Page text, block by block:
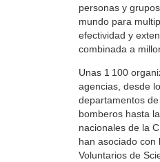
personas y
mundo para
efectividad y
combinada a
Unas 1 100
agencias, desde
departamentos
bomberos hasta
nacionales de la
han asociado con
Voluntarios de